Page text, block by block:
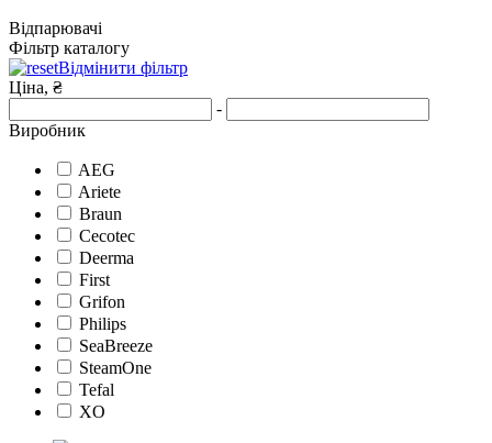
Відпарювачі
Фільтр каталогу
Відмінити фільтр
Ціна, ₴
-
Виробник
AEG
Ariete
Braun
Cecotec
Deerma
First
Grifon
Philips
SeaBreeze
SteamOne
Tefal
XO